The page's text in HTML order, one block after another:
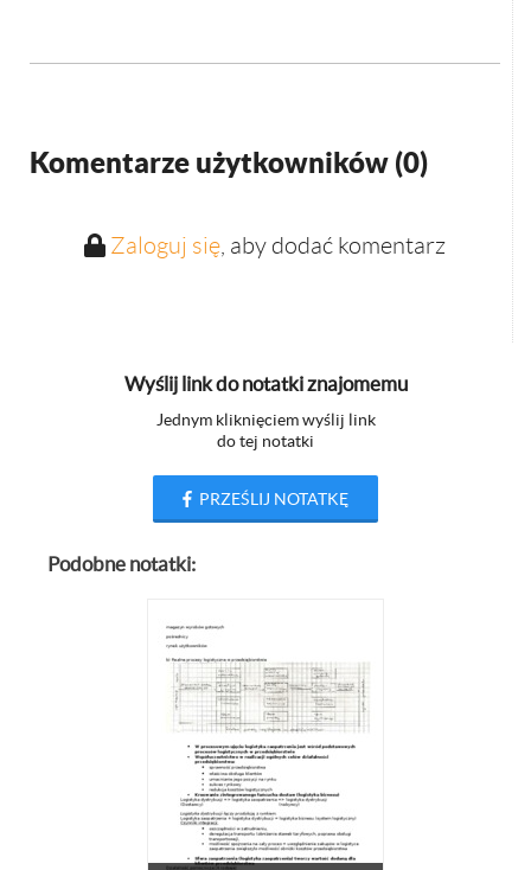
Komentarze użytkowników (0)
Zaloguj się, aby dodać komentarz
Wyślij link do notatki znajomemu
Jednym kliknięciem wyślij link
do tej notatki
PRZEŚLIJ NOTATKĘ
Podobne notatki: